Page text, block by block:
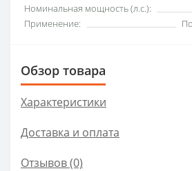
Номинальная мощность (л.с.):
Применение:
Обзор товара
Характеристики
Доставка и оплата
Отзывов (0)